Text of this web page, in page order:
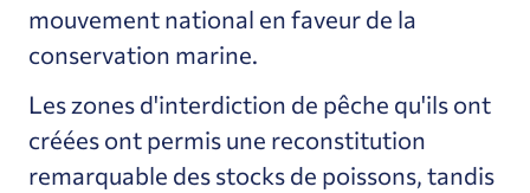
mouvement national en faveur de la
conservation marine.
Les zones d'interdiction de pêche qu'ils ont
créées ont permis une reconstitution
remarquable des stocks de poissons, tandis